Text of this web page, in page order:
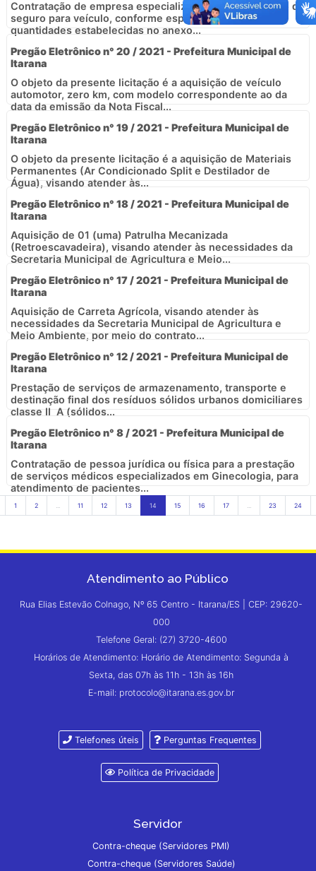
Contratação de empresa especializada no fornecimento de
seguro para veículo, conforme especificações e
quantidades estabelecidas no anexo...
Pregão Eletrônico n° 20 / 2021 - Prefeitura Municipal de
Itarana
O objeto da presente licitação é a aquisição de veículo
automotor, zero km, com modelo correspondente ao da
data da emissão da Nota Fiscal...
Pregão Eletrônico n° 19 / 2021 - Prefeitura Municipal de
Itarana
O objeto da presente licitação é a aquisição de Materiais
Permanentes (Ar Condicionado Split e Destilador de
Água), visando atender às...
Pregão Eletrônico n° 18 / 2021 - Prefeitura Municipal de
Itarana
Aquisição de 01 (uma) Patrulha Mecanizada
(Retroescavadeira), visando atender às necessidades da
Secretaria Municipal de Agricultura e Meio...
Pregão Eletrônico n° 17 / 2021 - Prefeitura Municipal de
Itarana
Aquisição de Carreta Agrícola, visando atender às
necessidades da Secretaria Municipal de Agricultura e
Meio Ambiente, por meio do contrato...
Pregão Eletrônico n° 12 / 2021 - Prefeitura Municipal de
Itarana
Prestação de serviços de armazenamento, transporte e
destinação final dos resíduos sólidos urbanos domiciliares
classe II  A (sólidos...
Pregão Eletrônico n° 8 / 2021 - Prefeitura Municipal de
Itarana
Contratação de pessoa jurídica ou física para a prestação
de serviços médicos especializados em Ginecologia, para
atendimento de pacientes...
1 2 11 12 13 14 15 16 17 23 24
Atendimento ao Público
Rua Elias Estevão Colnago, Nº 65 Centro - Itarana/ES | CEP: 29620-
000
Telefone Geral: (27) 3720-4600
Horários de Atendimento: Horário de Atendimento: Segunda à
Sexta, das 07h às 11h - 13h às 16h
E-mail: protocolo@itarana.es.gov.br
Telefones úteis Perguntas Frequentes
Política de Privacidade
Servidor
Contra-cheque (Servidores PMI)
Contra-cheque (Servidores Saúde)